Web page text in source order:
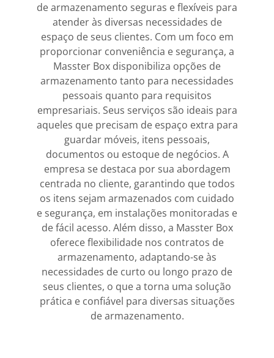
de armazenamento seguras e flexíveis para
atender às diversas necessidades de
espaço de seus clientes. Com um foco em
proporcionar conveniência e segurança, a
Masster Box disponibiliza opções de
armazenamento tanto para necessidades
pessoais quanto para requisitos
empresariais. Seus serviços são ideais para
aqueles que precisam de espaço extra para
guardar móveis, itens pessoais,
documentos ou estoque de negócios. A
empresa se destaca por sua abordagem
centrada no cliente, garantindo que todos
os itens sejam armazenados com cuidado
e segurança, em instalações monitoradas e
de fácil acesso. Além disso, a Masster Box
oferece flexibilidade nos contratos de
armazenamento, adaptando-se às
necessidades de curto ou longo prazo de
seus clientes, o que a torna uma solução
prática e confiável para diversas situações
de armazenamento.